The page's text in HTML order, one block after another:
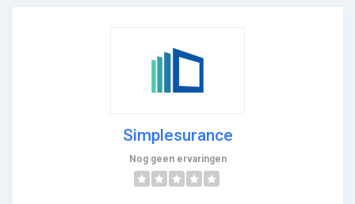
Simplesurance
Nog geen ervaringen